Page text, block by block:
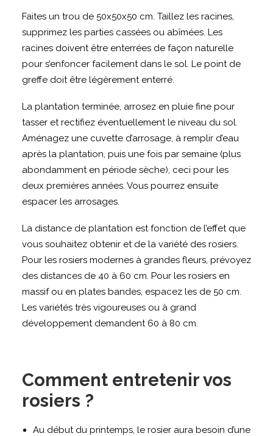
Faites un trou de 50x50x50 cm. Taillez les racines,
supprimez les parties cassées ou abîmées. Les
racines doivent être enterrées de façon naturelle
pour s’enfoncer facilement dans le sol. Le point de
greffe doit être légèrement enterré.
La plantation terminée, arrosez en pluie fine pour
tasser et rectifiez éventuellement le niveau du sol.
Aménagez une cuvette d’arrosage, à remplir d’eau
après la plantation, puis une fois par semaine (plus
abondamment en période sèche), ceci pour les
deux premières années. Vous pourrez ensuite
espacer les arrosages.
La distance de plantation est fonction de l’effet que
vous souhaitez obtenir et de la variété des rosiers.
Pour les rosiers modernes à grandes fleurs, prévoyez
des distances de 40 à 60 cm. Pour les rosiers en
massif ou en plates bandes, espacez les de 50 cm.
Les variétés très vigoureuses ou à grand
développement demandent 60 à 80 cm.
Comment entretenir vos
rosiers ?
Au début du printemps, le rosier aura besoin d’une